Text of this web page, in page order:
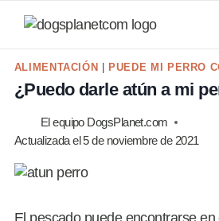
ALIMENTACIÓN PUEDE MI PERRO
¿Puedo darle atún a mi
El equipo DogsPlanet.com
Actualizada el5 de noviembre de 2021